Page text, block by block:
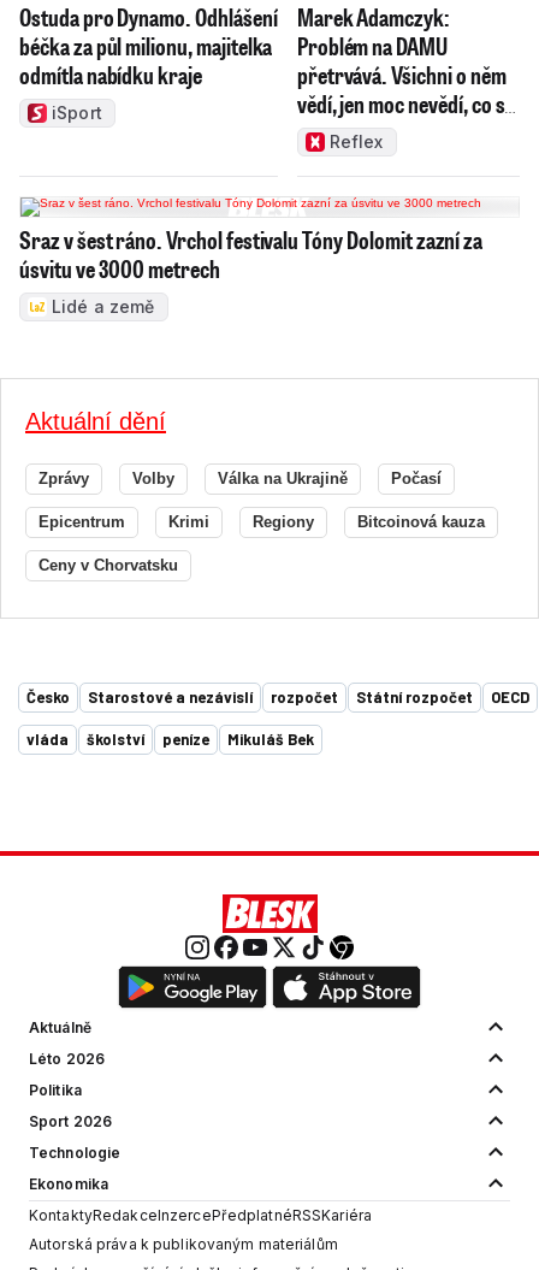
Ostuda pro Dynamo. Odhlášení
béčka za půl milionu, majitelka
odmítla nabídku kraje
iSport
Marek Adamczyk:
Problém na DAMU
přetrvává. Všichni o něm
vědí, jen moc nevědí, co s
nímReflex
Sraz v šest ráno. Vrchol festivalu Tóny Dolomit zazní za
úsvitu ve 3000 metrech
Lidé a země
Aktuální dění
Zprávy Volby Válka na Ukrajině Počasí
Epicentrum Krimi Regiony Bitcoinová kauza
Ceny v Chorvatsku
Česko Starostové a nezávislí rozpočet Státní rozpočet OECD
vláda školství peníze Mikuláš Bek
Aktuálně
Léto 2026
Politika
Sport 2026
Technologie
Ekonomika
KontaktyRedakceInzercePředplatnéRSSKariéra
Autorská práva k publikovaným materiálům